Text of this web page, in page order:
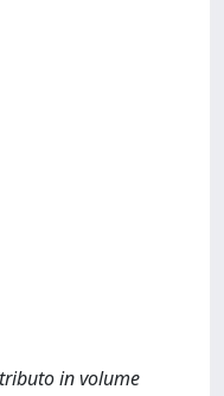
in volume